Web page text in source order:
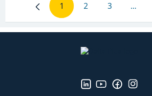
Страница
1 Страница
2 Страница
3 ...